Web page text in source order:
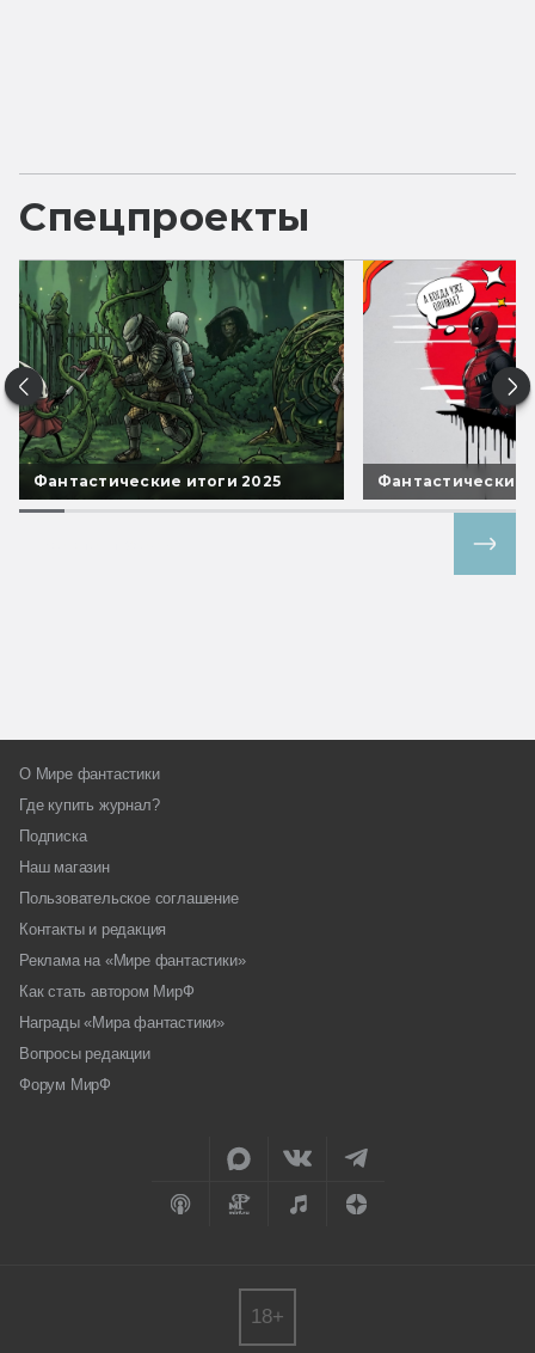
Спецпроекты
Фантастические итоги 2025 Фантастические
О Мире фантастики
Где купить журнал?
Подписка
Наш магазин
Пользовательское соглашение
Контакты и редакция
Реклама на «Мире фантастики»
Как стать автором МирФ
Награды «Мира фантастики»
Вопросы редакции
Форум МирФ
18+